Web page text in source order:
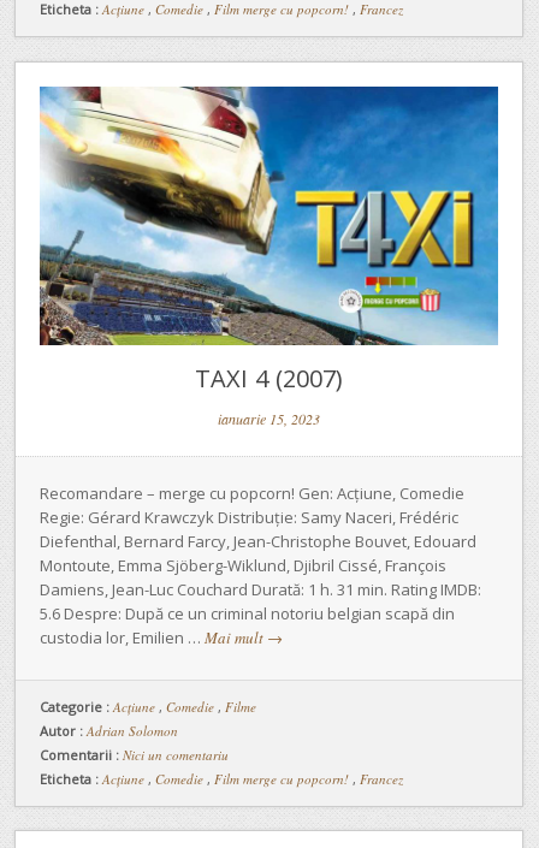
Eticheta : Acțiune , Comedie , Film merge cu popcorn! , Francez
TAXI 4 (2007)
ianuarie 15, 2023
Recomandare – merge cu popcorn! Gen: Acțiune, Comedie
Regie: Gérard Krawczyk Distribuție: Samy Naceri, Frédéric
Diefenthal, Bernard Farcy, Jean-Christophe Bouvet, Edouard
Montoute, Emma Sjöberg-Wiklund, Djibril Cissé, François
Damiens, Jean-Luc Couchard Durată: 1 h. 31 min. Rating IMDB:
5.6 Despre: După ce un criminal notoriu belgian scapă din
custodia lor, Emilien … Mai mult →
Categorie : Acţiune , Comedie , Filme
Autor : Adrian Solomon
Comentarii : Nici un comentariu
Eticheta : Acțiune , Comedie , Film merge cu popcorn! , Francez